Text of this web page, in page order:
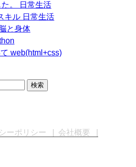
。
日常生活
キル 日常生活
脳と身体
web(html+css)
ーポリシー
| 会社概要 |